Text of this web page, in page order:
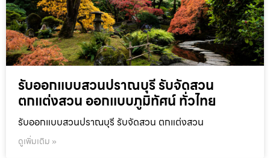
รับออกแบบสวนปราณบุรี รับจัดสวน
ตกแต่งสวน ออกแบบภูมิทัศน์ ทั่วไทย
รับออกแบบสวนปราณบุรี รับจัดสวน ตกแต่งสวน
ดูเพิ่มเติม »